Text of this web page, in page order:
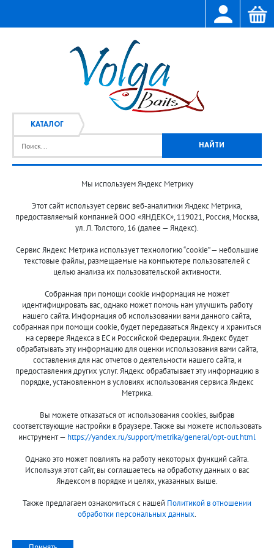
КАТАЛОГ
© 2013-2024 "Волжские приманки"
8 (800)
500-7844
Оплата и доставка
О компании
Акции и скидки
Новости
Контакты
Помощь
Принимаем к оплате:
Мы используем Яндекс Метрику
Этот сайт использует сервис веб-аналитики Яндекс Метрика,
предоставляемый компанией ООО «ЯНДЕКС», 119021, Россия, Москва,
ул. Л. Толстого, 16 (далее — Яндекс).
Сервис Яндекс Метрика использует технологию “cookie” — небольшие
текстовые файлы, размещаемые на компьютере пользователей с
целью анализа их пользовательской активности.
Собранная при помощи cookie информация не может
идентифицировать вас, однако может помочь нам улучшить работу
нашего сайта. Информация об использовании вами данного сайта,
собранная при помощи cookie, будет передаваться Яндексу и храниться
на сервере Яндекса в ЕС и Российской Федерации. Яндекс будет
обрабатывать эту информацию для оценки использования вами сайта,
составления для нас отчетов о деятельности нашего сайта, и
предоставления других услуг. Яндекс обрабатывает эту информацию в
порядке, установленном в условиях использования сервиса Яндекс
Метрика.
Вы можете отказаться от использования cookies, выбрав
соответствующие настройки в браузере. Также вы можете использовать
инструмент — https://yandex.ru/support/metrika/general/opt-out.html
Однако это может повлиять на работу некоторых функций сайта.
Используя этот сайт, вы соглашаетесь на обработку данных о вас
Яндексом в порядке и целях, указанных выше.
Также предлагаем ознакомиться с нашей Политикой в отношении
обработки персональных данных.